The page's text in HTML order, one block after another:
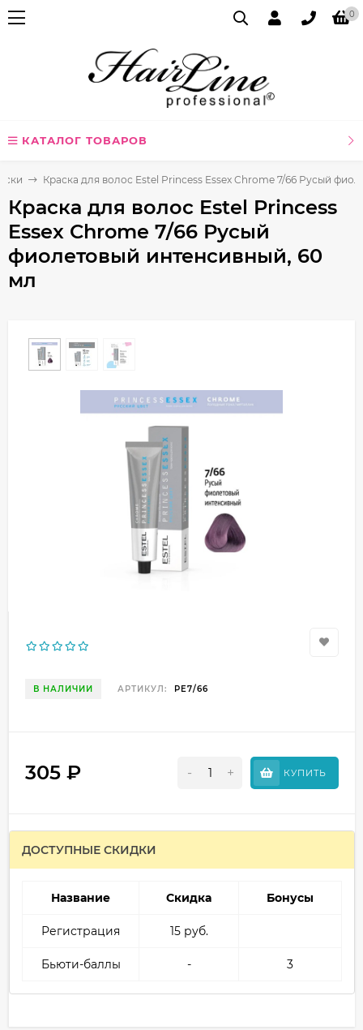
0
КАТАЛОГ ТОВАРОВ
Краска для волос Estel Princess Essex Chrome 7/66 Русый
Краска для волос Estel Princess
Essex Chrome 7/66 Русый
фиолетовый интенсивный, 60
мл
В НАЛИЧИИ АРТИКУЛ: PE7/66
305 ₽ - + КУПИТЬ
ДОСТУПНЫЕ СКИДКИ
Название Скидка Бонусы
Регистрация 15 руб.
Бьюти-баллы - 3